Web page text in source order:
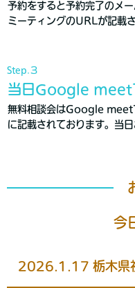
予約をすると予約完了のメ
ミーティングのURLが記載
Step.３
当日Google meet
無料相談会はGoogle meet
に記載されております。当
今
2026.1.17 栃木県